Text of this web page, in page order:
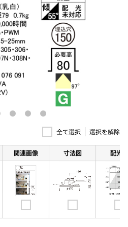
全て選択 選択を解除
関連画像 寸法図 配光図